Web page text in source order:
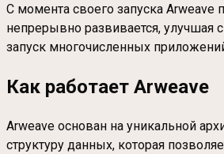
С момента своего запуска Arweave
непрерывно развивается, улучшая
запуск многочисленных
Как работает Arweave
Arweave основан на уникальной
структуру данных, которая